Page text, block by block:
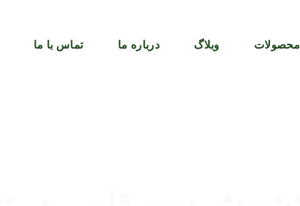
محصولات وبلاگ درباره ما تماس با ما